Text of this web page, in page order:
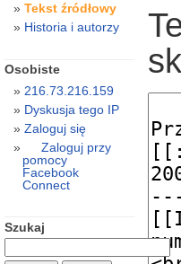
Tekst źródłowy
Historia i autorzy
Osobiste
216.73.216.159
Dyskusja tego IP
Zaloguj się
Zaloguj przy
pomocy
Facebook
Connect
Szukaj